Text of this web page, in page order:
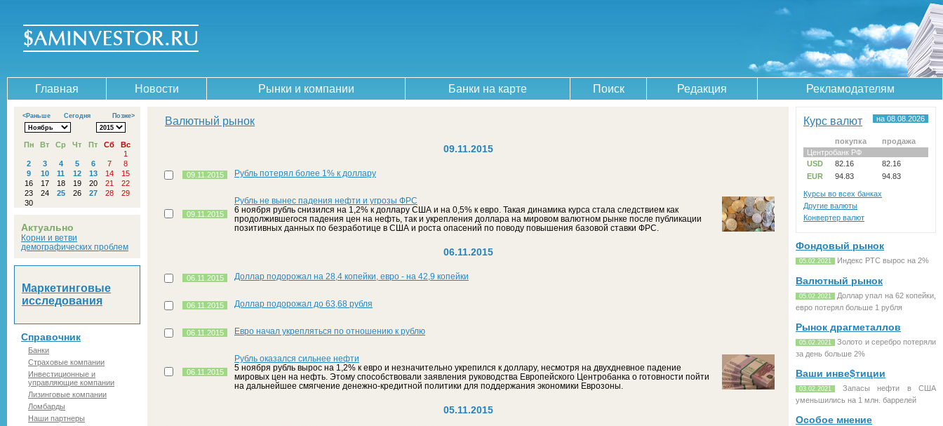
Главная Новости Рынки и компании Банки на карте Поиск Редакция Рекламодателям
<Раньше Сегодня Позже>
Пн Вт Ср Чт Пт Сб
Вс
1
2
3 4 5 6 7
8
9
10 11 12 13 14
15
16
17 18 19 20 21
22
23
24 25 26 27 28
29
30
Актуально
Корни и ветви
демографических проблем
Маркетинговые
исследования
Справочник
Банки
Страховые компании
Инвестиционные и
управляющие компании
Лизинговые компании
Ломбарды
Наши партнеры
Валютный рынок
09.11.2015
09.11.2015 Рубль потерял более 1% к доллару
09.11.2015
Рубль не вынес падения нефти и угрозы ФРС
6 ноября рубль снизился на 1,2% к доллару США и на 0,5% к евро. Такая динамика курса стала следствием как
продолжившегося падения цен на нефть, так и укрепления доллара на мировом валютном рынке после публикации
позитивных данных по безработице в США и роста опасений по поводу повышения базовой ставки ФРС.
06.11.2015
06.11.2015 Доллар подорожал на 28,4 копейки, евро - на 42,9 копейки
06.11.2015 Доллар подорожал до 63,68 рубля
06.11.2015 Евро начал укрепляться по отношению к рублю
06.11.2015
Рубль оказался сильнее нефти
5 ноября рубль вырос на 1,2% к евро и незначительно укрепился к доллару, несмотря на двухдневное падение
мировых цен на нефть. Этому способствовали заявления руководства Европейского Центробанка о готовности пойти
на дальнейшее смягчение денежно-кредитной политики для поддержания экономики Еврозоны.
05.11.2015
Курс валют на 08.08.2026
покупка
продажа
Центробанк РФ
USD
82.16
82.16
EUR
94.83 94.83
Курсы во всех банках
Другие валюты
Конвертер валют
Фондовый рынок
05.02.2021 Индекс РТС вырос на 2%
Валютный рынок
05.02.2021
Доллар упал на 62 копейки,
евро потерял больше 1 рубля
Рынок драгметаллов
05.02.2021
Золото и серебро потеряли
за день больше 2%
Ваши инве$тиции
03.02.2021
Запасы нефти в США
уменьшились на 1 млн. баррелей
Особое мнение